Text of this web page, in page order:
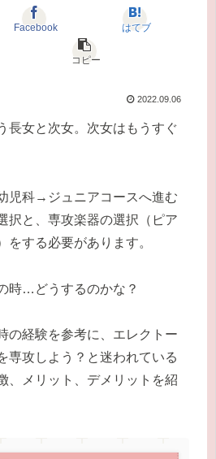
Facebook はてブ
コピー
2022.09.06
長女と次女。次女はもうすぐ
児科→ジュニアコースへ進む
択と、専攻楽器の選択（ピア
をする必要があります。
時…どうするのかな？
の経験を参考に、エレクトー
専攻しよう？と迷われている
、メリット、デメリットを紹